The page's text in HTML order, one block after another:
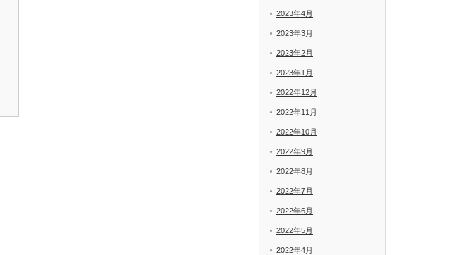
2023年4月
2023年3月
2023年2月
2023年1月
2022年12月
2022年11月
2022年10月
2022年9月
2022年8月
2022年7月
2022年6月
2022年5月
2022年4月